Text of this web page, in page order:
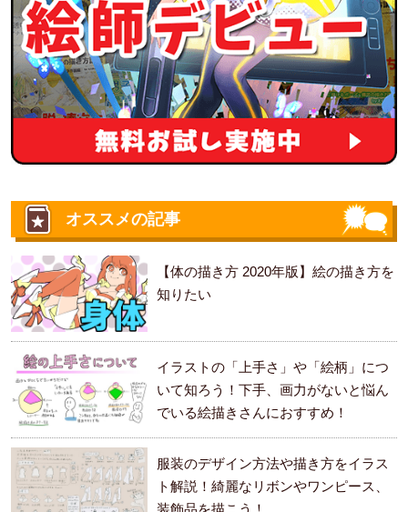
オススメの記事
【体の描き方 2020年版】絵の描き方を
知りたい
イラストの「上手さ」や「絵柄」につ
いて知ろう！下手、画力がないと悩ん
でいる絵描きさんにおすすめ！
服装のデザイン方法や描き方をイラス
ト解説！綺麗なリボンやワンピース、
装飾品を描こう！